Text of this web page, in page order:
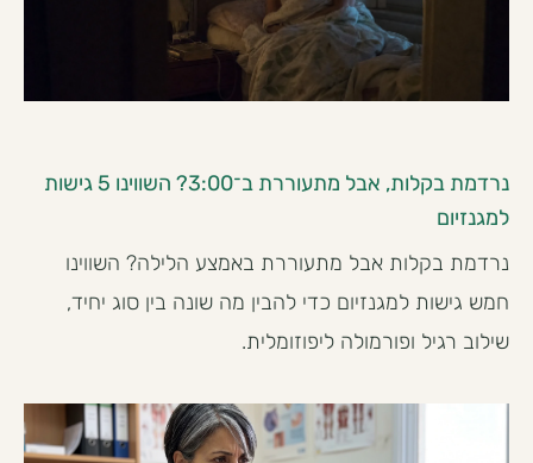
נרדמת בקלות, אבל מתעוררת ב־3:00? השווינו 5 גישות
למגנזיום
נרדמת בקלות אבל מתעוררת באמצע הלילה? השווינו
חמש גישות למגנזיום כדי להבין מה שונה בין סוג יחיד,
שילוב רגיל ופורמולה ליפוזומלית.